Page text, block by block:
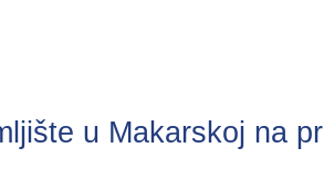
u Makarskoj na